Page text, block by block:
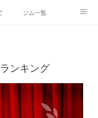
ジム一覧
ンキング